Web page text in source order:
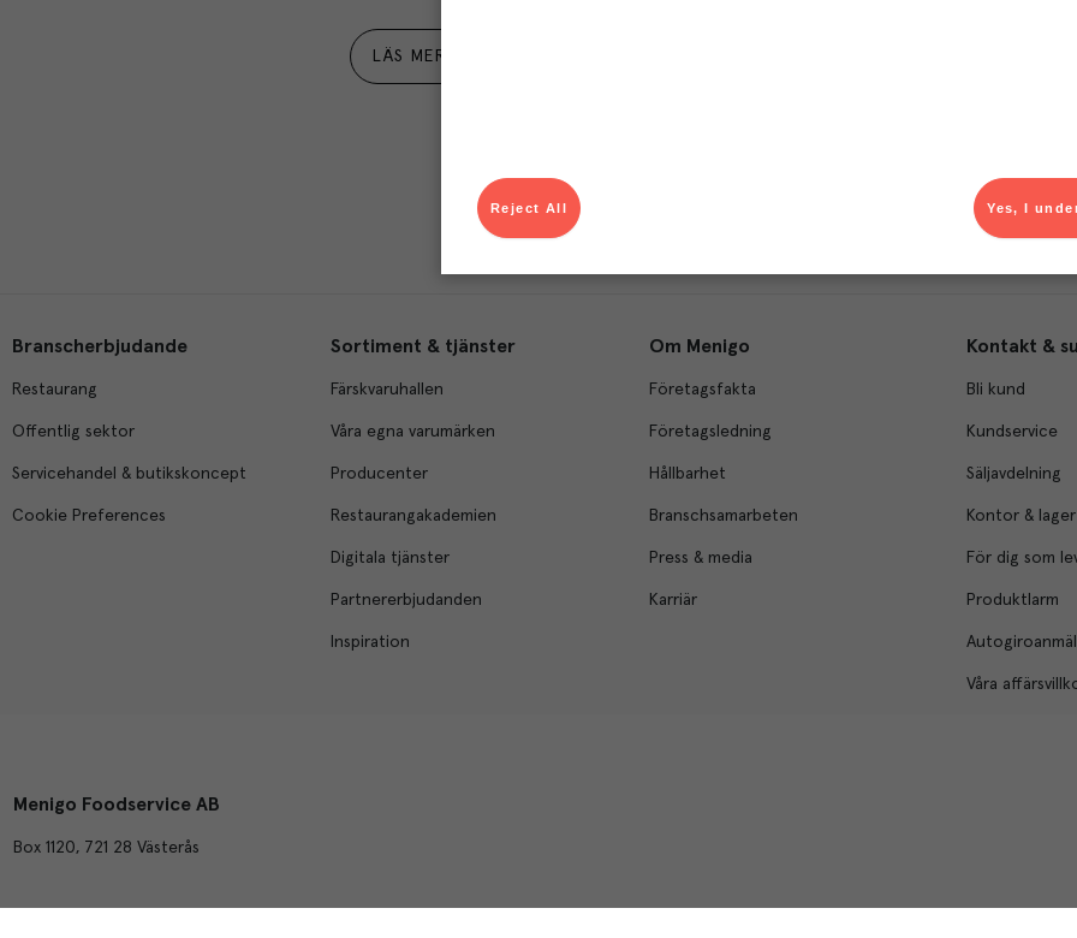
LÄS MER
Branscherbjudande
Restaurang
Offentlig sektor
Servicehandel & butikskoncept
Cookie Preferences
Sortiment & tjänster
Färskvaruhallen
Våra egna varumärken
Producenter
Restaurangakademien
Digitala tjänster
Partnererbjudanden
Inspiration
Om Menigo
Företagsfakta
Företagsledning
Hållbarhet
Branschsamarbeten
Press & media
Karriär
Kontakt &
Bli kund
Kundservice
Säljavdelning
Kontor & lager
För dig som
Produktlarm
Våra
Menigo Foodservice AB
Box 1120, 721 28 Västerås
Yes, I
Reject All